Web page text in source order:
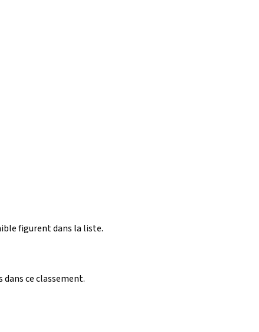
figurent dans la liste.
ce classement.